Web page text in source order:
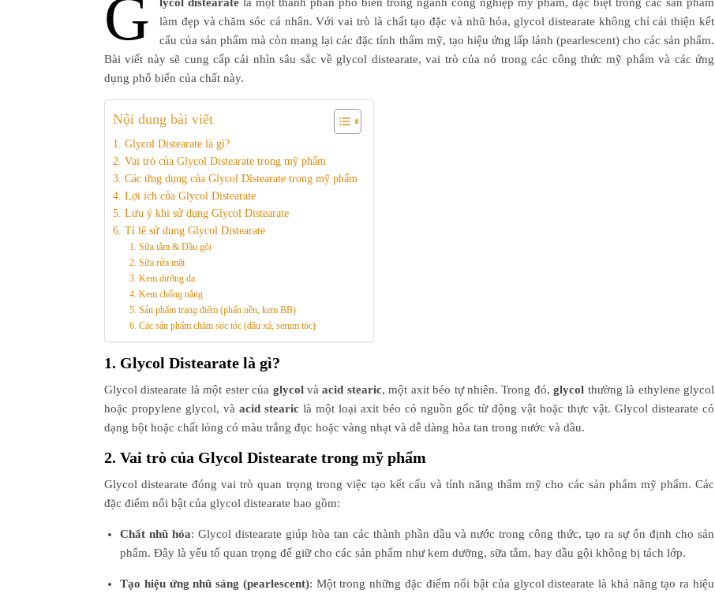
G lycol distearate là một thành phần phổ biến trong ngành công nghiệp mỹ phẩm, đặc biệt trong các sản phẩm
làm đẹp và chăm sóc cá nhân. Với vai trò là chất tạo đặc và nhũ hóa, glycol distearate không chỉ cải thiện kết
cấu của sản phẩm mà còn mang lại các đặc tính thẩm mỹ, tạo hiệu ứng lấp lánh (pearlescent) cho các sản phẩm.
Bài viết này sẽ cung cấp cái nhìn sâu sắc về glycol distearate, vai trò của nó trong các công thức mỹ phẩm và các ứng
dụng phổ biến của chất này.
Nội dung bài viết
1. Glycol Distearate là gì?
2. Vai trò của Glycol Distearate trong mỹ phẩm
3. Các ứng dụng của Glycol Distearate trong mỹ phẩm
4. Lợi ích của Glycol Distearate
5. Lưu ý khi sử dụng Glycol Distearate
6. Tỉ lệ sử dụng Glycol Distearate
1. Sữa tắm & Dầu gội
2. Sữa rửa mặt
3. Kem dưỡng da
4. Kem chống nắng
5. Sản phẩm trang điểm (phấn nền, kem BB)
6. Các sản phẩm chăm sóc tóc (dầu xả, serum tóc)
1. Glycol Distearate là gì?
Glycol distearate là một ester của glycolvàacid stearic, một axit béo tự nhiên. Trong đó,glycol thường là ethylene glycol
hoặc propylene glycol, và acid stearic là một loại axit béo có nguồn gốc từ động vật hoặc thực vật. Glycol distearate có
dạng bột hoặc chất lỏng có màu trắng đục hoặc vàng nhạt và dễ dàng hòa tan trong nước và dầu.
2. Vai trò của Glycol Distearate trong mỹ phẩm
Glycol distearate đóng vai trò quan trọng trong việc tạo kết cấu và tính năng thẩm mỹ cho các sản phẩm mỹ phẩm. Các
đặc điểm nổi bật của glycol distearate bao gồm:
Chất nhũ hóa: Glycol distearate giúp hòa tan các thành phần dầu và nước trong công thức, tạo ra sự ổn định cho sản
phẩm. Đây là yếu tố quan trọng để giữ cho các sản phẩm như kem dưỡng, sữa tắm, hay dầu gội không bị tách lớp.
Tạo hiệu ứng nhũ sáng (pearlescent): Một trong những đặc điểm nổi bật của glycol distearate là khả năng tạo ra hiệu